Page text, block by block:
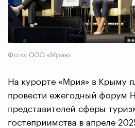
Фото: ООО «Мрия»
На курорте «Мрия» в Крыму
провести ежегодный форум
представителей сферы
гостеприимства в апреле